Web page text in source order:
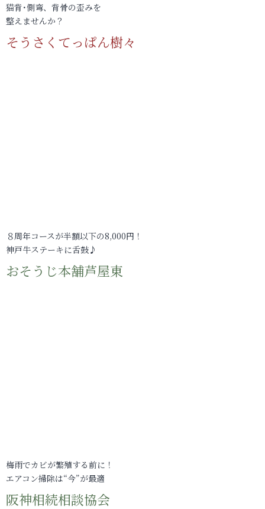
猫背･側弯、背骨の歪みを
整えませんか？
そうさくてっぱん樹々
８周年コースが半額以下の8,000円！
神戸牛ステーキに舌鼓♪
おそうじ本舗芦屋東
梅雨でカビが繁殖する前に！
エアコン掃除は“今”が最適
阪神相続相談協会